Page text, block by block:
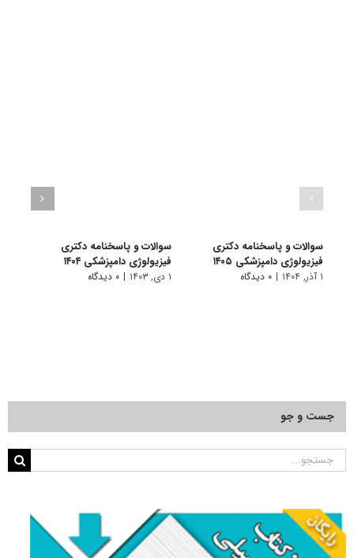
سوالات و پاسخنامه دکتری
فیزیولوژی دامپزشکی ۱۴۰۵
۱ آذر, ۱۴۰۴ | ۰ دیدگاه
سوالات و پاسخنامه دکتری
فیزیولوژی دامپزشکی ۱۴۰۴
۱ دی, ۱۴۰۳ | ۰ دیدگاه
جست و جو
جستجو